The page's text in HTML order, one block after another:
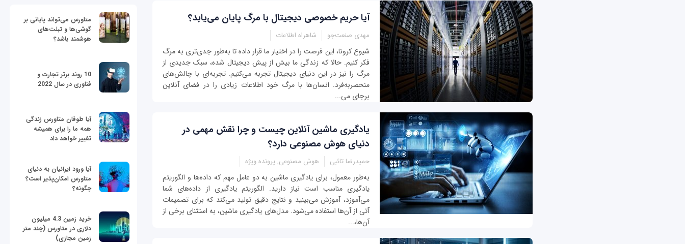
آیا حریم خصوصی دیجیتال با مرگ پایان می‌یابد؟
مهدی صنعت‌جو شاهراه اطلاعات
شیوع کرونا، این فرصت را در اختیار ما قرار داده تا به‌طور جدی‌تری به مرگ
فکر کنیم. حالا که زندگی ما بیش از پیش دیجیتال شده، سبک جدیدی از
مرگ را نیز در این دنیای دیجیتال تجربه می‌کنیم. تجربه‌ای با چالش‌های
منحصربه‌فرد. انسان‌ها با مرگ خود اطلاعات زیادی را در فضای آنلاین
برجای می‌...
یادگیری ماشین آنلاین چیست و چرا نقش مهمی در
دنیای هوش مصنوعی دارد؟
حمیدرضا تائبی هوش مصنوعی, پرونده ویژه
به‌طور معمول، برای یادگیری ماشین به دو عامل مهم که داده‌ها و الگوریتم
یادگیری مناسب است نیاز دارید. الگوریتم یادگیری از داده‌های شما
می‌آموزد، آموزش می‌بینید و نتایج دقیق تولید می‌کند که برای تصمیمات
آتی از آن‌ها استفاده می‌شود. مدل‌های یادگیری ماشین، به استثنای برخی از
آن‌ها،...
متاورس می‌تواند پایانی بر
گوشی‌ها و تبلت‌های
هوشمند باشد؟
10 روند برتر تجارت و
فناوری در سال 2022
آیا طوفان متاورس زندگی
همه ما را برای همیشه
تغییر خواهد داد
آیا ورود ایرانیان به دنیای
متاورس امکان‌پذیر است؟
چگونه؟
خرید زمین 4.3 میلیون
دلاری در متاورس (چند متر
زمین مجازی)